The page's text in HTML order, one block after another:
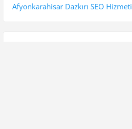
r
Afyonkarahisar Dazkırı SEO Hizmeti